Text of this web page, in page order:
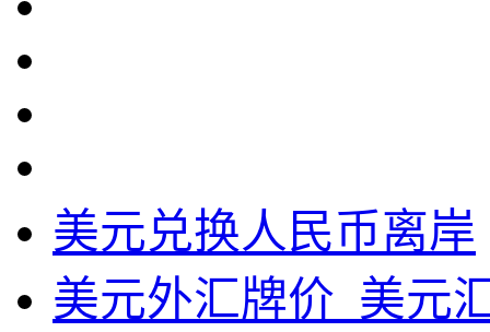
美元兑换人民币离岸
美元外汇牌价_美元